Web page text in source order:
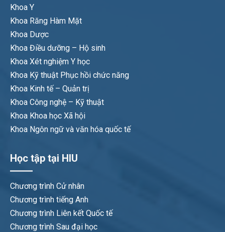
Khoa Y
Khoa Răng Hàm Mặt
Khoa Dược
Khoa Điều dưỡng – Hộ sinh
Khoa Xét nghiệm Y học
Khoa Kỹ thuật Phục hồi chức năng
Khoa Kinh tế – Quản trị
Khoa Công nghệ – Kỹ thuật
Khoa Khoa học Xã hội
Khoa Ngôn ngữ và văn hóa quốc tế
Học tập tại HIU
Chương trình Cử nhân
Chương trình tiếng Anh
Chương trình Liên kết Quốc tế
Chương trình Sau đại học